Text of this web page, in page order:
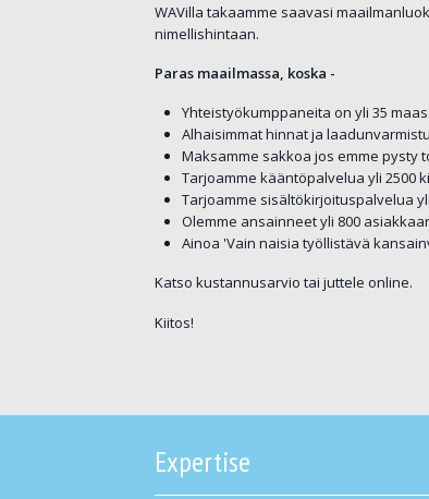
WAVilla takaamme saavasi
nimellishintaan.
Paras maailmassa, koska -
Yhteistyökumppaneita on yli 35
Alhaisimmat hinnat ja
Maksamme sakkoa jos emme pysty
Tarjoamme kääntöpalvelua yli 2500
Tarjoamme sisältökirjoituspalvelua
Olemme ansainneet yli 800
Ainoa 'Vain naisia työllistävä
Katso kustannusarvio tai juttele online.
Kiitos!
Expertise